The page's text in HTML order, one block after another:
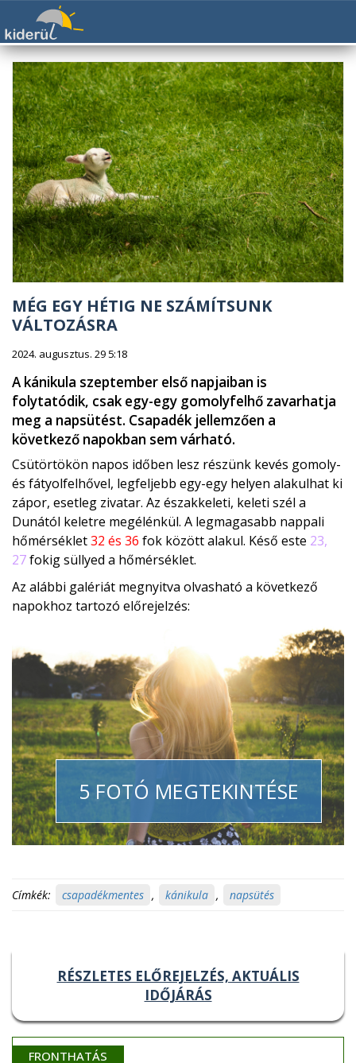
MÉG EGY HÉTIG NE SZÁMÍTSUNK
VÁLTOZÁSRA
2024. augusztus. 29 5:18
A kánikula szeptember első napjaiban is
folytatódik, csak egy-egy gomolyfelhő zavarhatja
meg a napsütést. Csapadék jellemzően a
következő napokban sem várható.
Csütörtökön napos időben lesz részünk kevés gomoly-
és fátyolfelhővel, legfeljebb egy-egy helyen alakulhat ki
zápor, esetleg zivatar. Az északkeleti, keleti szél a
Dunától keletre megélénkül. A legmagasabb nappali
hőmérséklet32 és 36 fok között alakul. Késő este 23,
27fokig süllyed a hőmérséklet.
Az alábbi galériát megnyitva olvasható a következő
napokhoz tartozó előrejelzés:
5 FOTÓ MEGTEKINTÉSE
Címkék: csapadékmentes , kánikula , napsütés
RÉSZLETES ELŐREJELZÉS, AKTUÁLIS
IDŐJÁRÁS
FRONTHATÁS